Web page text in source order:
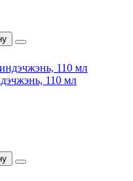
110 мл